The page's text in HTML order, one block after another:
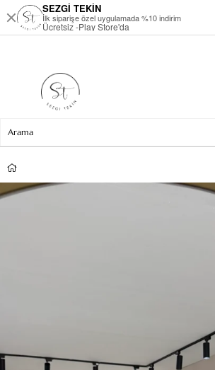
SEZGİ TEKİN
İlk siparişe özel uygulamada %10 indirim
Ücretsiz -Play Store'da